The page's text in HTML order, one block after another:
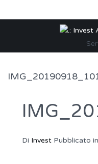
Di Invest Pubblicato